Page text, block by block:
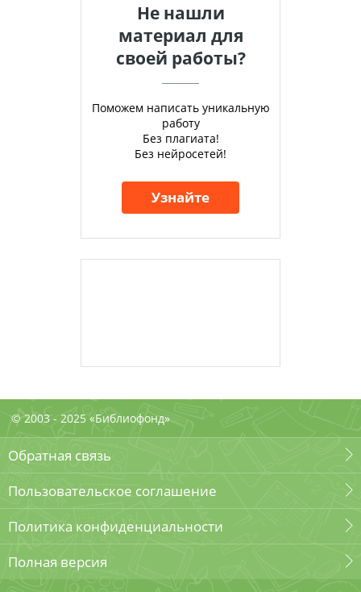
Не нашли
материал для
своей работы?
Поможем написать уникальную
работу
Без плагиата!
Без нейросетей!
Узнайте
© 2003 - 2025 «Библиофонд»
Обратная связь
Пользовательское соглашение
Политика конфиденциальности
Полная версия